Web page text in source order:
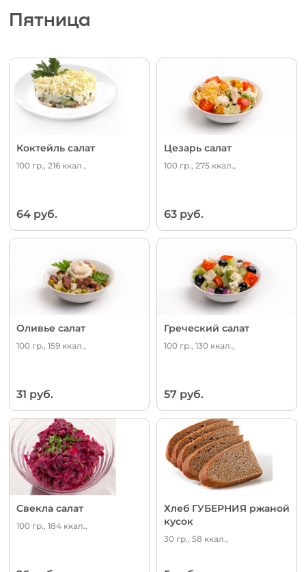
Пятница
Коктейль салат
100 гр., 216 ккал.,
64 руб.
Цезарь салат
100 гр., 275 ккал.,
63 руб.
Оливье салат
100 гр., 159 ккал.,
31 руб.
Греческий салат
100 гр., 130 ккал.,
57 руб.
Свекла салат
100 гр., 184 ккал.,
Хлеб ГУБЕРНИЯ ржаной
кусок
30 гр., 58 ккал.,